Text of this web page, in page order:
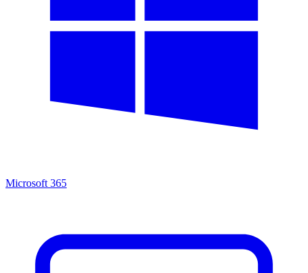
Microsoft 365